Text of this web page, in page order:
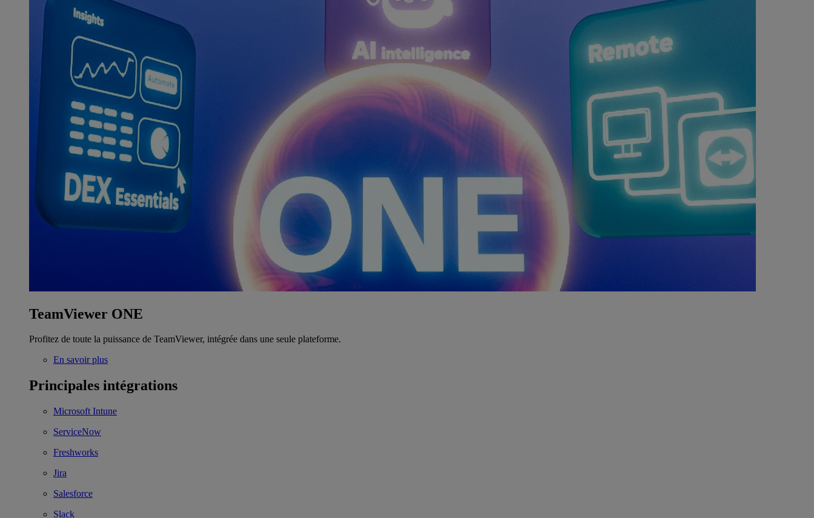
TeamViewer ONE
Profitez de toute la puissance de TeamViewer, intégrée dans une seule plateforme.
En savoir plus
Principales intégrations
Microsoft Intune
ServiceNow
Freshworks
Jira
Salesforce
Slack